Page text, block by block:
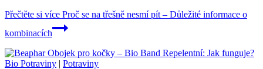
Přečtěte si více Proč se na třešně nesmí pít – Důležité informace o
kombinacích
Bio Potraviny | Potraviny